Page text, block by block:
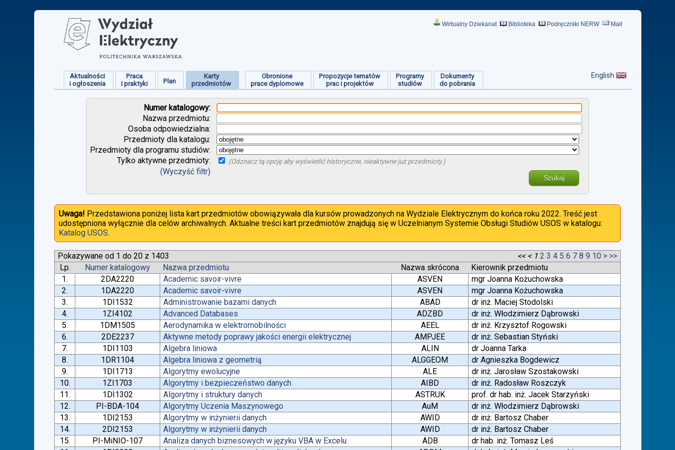
Wirtualny Dziekanat Biblioteka Podręczniki NERW Mail
Aktualności
i ogłoszenia
Praca
i praktyki
Plan
Karty
przedmiotów
Obronione
prace dyplomowe
Propozycje tematów
prac i projektów
Programy
studiów
Dokumenty
do pobrania
English
Numer katalogowy:
Nazwa przedmiotu:
Osoba odpowiedzialna:
Przedmioty dla katalogu:
Przedmioty dla programu studiów:
Tylko aktywne przedmioty:
(Odznacz tą opcję aby wyświetlić historyczne, nieaktywne już przedmioty.)
(Wyczyść filtr)
Szukaj
Uwaga! Przedstawiona poniżej lista kart przedmiotów obowiązywała dla kursów prowadzonych na Wydziale Elektrycznym do końca roku 2022. Treść jest
udostępniona wyłącznie dla celów archiwalnych. Aktualne treści kart przedmiotów znajdują się w Uczelnianym Systemie Obsługi Studiów USOS w katalogu:
Katalog USOS.
Pokazywane od 1 do 20 z 1403 << < 1 2 3 4 5 6 7 8 9 10 > >>
Lp.
Numer katalogowy Nazwa przedmiotu Nazwa skrócona
Kierownik przedmiotu
1.
2DA2220 Academic savoir-vivre ASVEN
mgr Joanna Kożuchowska
2.
1DA2220 Academic savoir-vivre ASVEN
mgr Joanna Kożuchowska
3.
1DI1532 Administrowanie bazami danych ABAD
dr inż. Maciej Stodolski
4.
1ZI4102 Advanced Databases ADZBD
dr inż. Włodzimierz Dąbrowski
5.
1DM1505 Aerodynamika w elektromobilności AEEL
dr inż. Krzysztof Rogowski
6.
2DE2237 Aktywne metody poprawy jakości energii elektrycznej AMPJEE
dr inż. Sebastian Styński
7.
1DI1103 Algebra liniowa ALIN
dr Joanna Tarka
8.
1DR1104 Algebra liniowa z geometrią ALGGEOM
dr Agnieszka Bogdewicz
9.
1DI1713 Algorytmy ewolucyjne ALE
dr inż. Jarosław Szostakowski
10.
1ZI1703 Algorytmy i bezpieczeństwo danych AIBD
dr inż. Radosław Roszczyk
11.
1DI1302 Algorytmy i struktury danych ASTRUK
prof. dr hab. inż. Jacek Starzyński
12.
PI-BDA-104 Algorytmy Uczenia Maszynowego AuM
dr inż. Włodzimierz Dąbrowski
13.
1DI2153 Algorytmy w inżynierii danych AWID
dr inż. Bartosz Chaber
14.
2DI2153 Algorytmy w inżynierii danych AWID
dr inż. Bartosz Chaber
15.
PI-MiNIO-107 Analiza danych biznesowych w języku VBA w Excelu ADB
dr hab. inż. Tomasz Leś